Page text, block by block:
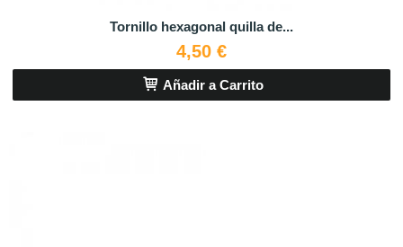
Tornillo hexagonal quilla de...
4,50 €
Añadir a Carrito